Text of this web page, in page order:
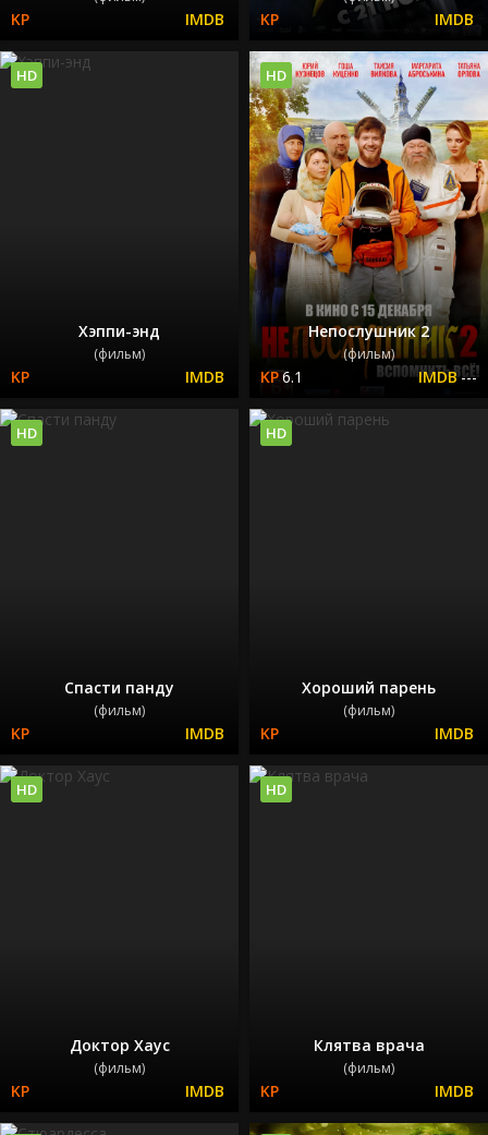
Хэппи-энд
(фильм)
HD
Непослушник 2
(фильм)
6.1 ---
HD
Спасти панду
(фильм)
HD
Хороший парень
(фильм)
HD
Доктор Хаус
(фильм)
HD
Клятва врача
(фильм)
HD